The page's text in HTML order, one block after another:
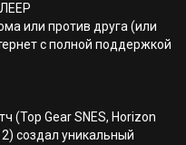
или против друга (или
с полной поддержкой
(Top Gear SNES, Horizon
создал уникальный